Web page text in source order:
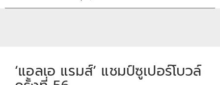
‘แอลเอ แรมส์’ แชมป์ซูเปอร์โบวล์